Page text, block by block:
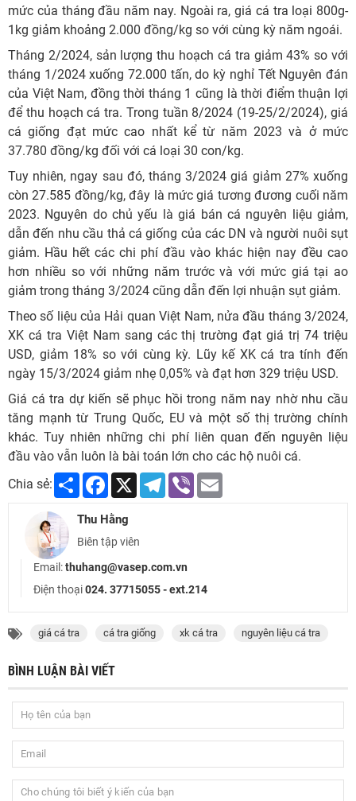
mức của tháng đầu năm nay. Ngoài ra, giá cá tra loại 800g-
1kg giảm khoảng 2.000 đồng/kg so với cùng kỳ năm ngoái.
Tháng 2/2024, sản lượng thu hoạch cá tra giảm 43% so với
tháng 1/2024 xuống 72.000 tấn, do kỳ nghỉ Tết Nguyên đán
của Việt Nam, đồng thời tháng 1 cũng là thời điểm thuận lợi
để thu hoạch cá tra. Trong tuần 8/2024 (19-25/2/2024), giá
cá giống đạt mức cao nhất kể từ năm 2023 và ở mức
37.780 đồng/kg đối với cá loại 30 con/kg.
Tuy nhiên, ngay sau đó, tháng 3/2024 giá giảm 27% xuống
còn 27.585 đồng/kg, đây là mức giá tương đương cuối năm
2023. Nguyên do chủ yếu là giá bán cá nguyên liệu giảm,
dẫn đến nhu cầu thả cá giống của các DN và người nuôi sụt
giảm. Hầu hết các chi phí đầu vào khác hiện nay đều cao
hơn nhiều so với những năm trước và với mức giá tại ao
giảm trong tháng 3/2024 cũng dẫn đến lợi nhuận sụt giảm.
Theo số liệu của Hải quan Việt Nam, nửa đầu tháng 3/2024,
XK cá tra Việt Nam sang các thị trường đạt giá trị 74 triệu
USD, giảm 18% so với cùng kỳ. Lũy kế XK cá tra tính đến
ngày 15/3/2024 giảm nhẹ 0,05% và đạt hơn 329 triệu USD.
Giá cá tra dự kiến sẽ phục hồi trong năm nay nhờ nhu cầu
tăng mạnh từ Trung Quốc, EU và một số thị trường chính
khác. Tuy nhiên những chi phí liên quan đến nguyên liệu
đầu vào vẫn luôn là bài toán lớn cho các hộ nuôi cá.
Chia sẻ:
Share Facebook
X Telegram
Viber
Thu Hằng
Biên tập viên
Email:thuhang@vasep.com.vn
Điện thoại024. 37715055 - ext.214
giá cá tra cá tra giống xk cá tra nguyên liệu cá tra
BÌNH LUẬN BÀI VIẾT